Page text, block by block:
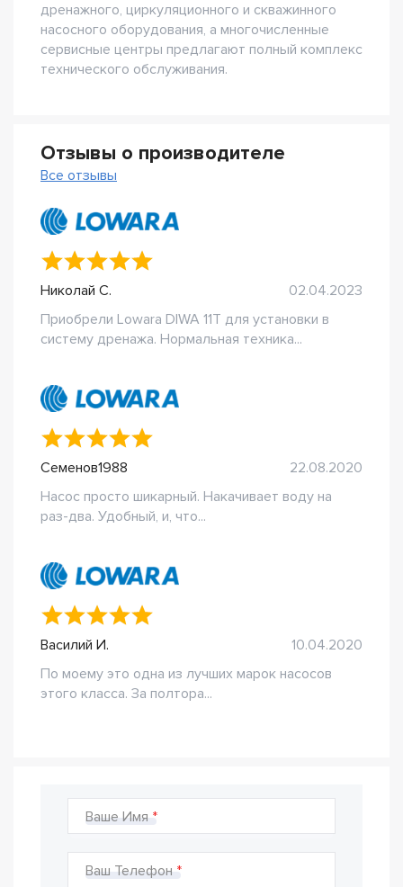
дренажного, циркуляционного и скважинного
насосного оборудования, а многочисленные
сервисные центры предлагают полный комплекс
технического обслуживания.
Отзывы о производителе
Все отзывы
Николай С.
02.04.2023
Приобрели Lowara DIWA 11T для установки в
систему дренажа. Нормальная техника...
Семенов1988
22.08.2020
Насос просто шикарный. Накачивает воду на
раз-два. Удобный, и, что...
Василий И.
10.04.2020
По моему это одна из лучших марок насосов
этого класса. За полтора...
Ваше Имя
Ваш Телефон